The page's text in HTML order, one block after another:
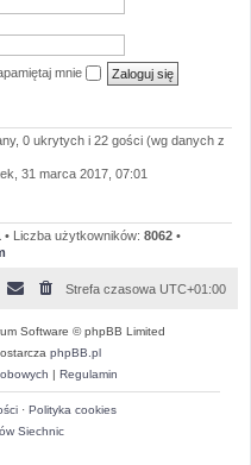
mnie
0 ukrytych i 22 gości (wg danych z
31 marca 2017, 07:01
• Liczba użytkowników: 8062 •
Strefa czasowa UTC+01:00
Software © phpBB Limited
phpBB.pl
| Regulamin
· Polityka cookies
Siechnic